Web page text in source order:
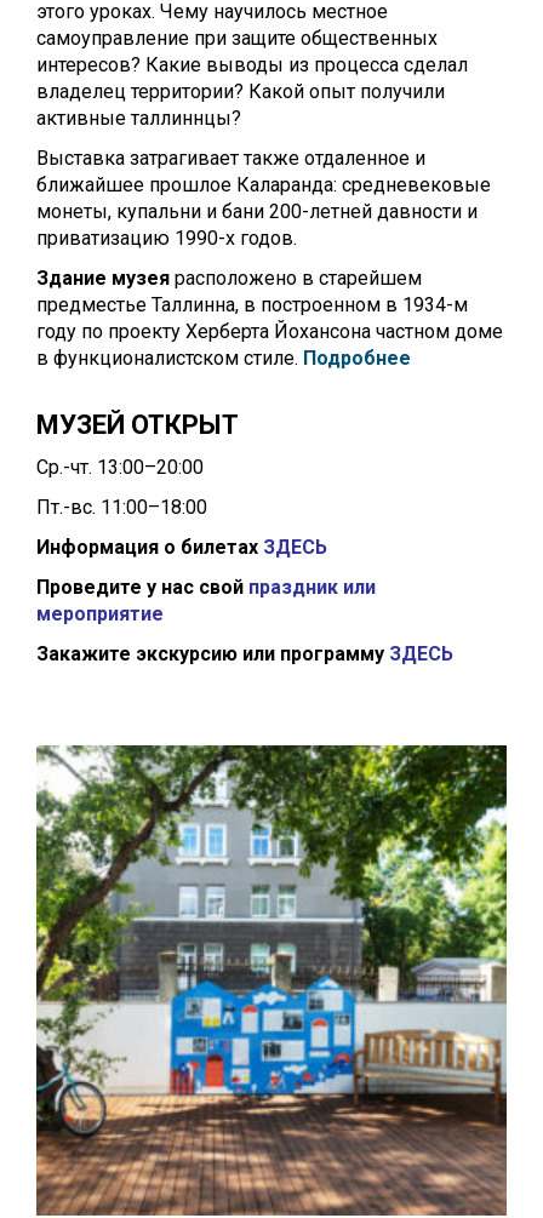
этого уроках. Чему научилось местное
самоуправление при защите общественных
интересов? Какие выводы из процесса сделал
владелец территории? Какой опыт получили
активные таллиннцы?
Выставка затрагивает также отдаленное и
ближайшее прошлое Каларанда: средневековые
монеты, купальни и бани 200-летней давности и
приватизацию 1990-х годов.
Здание музея расположено в старейшем
предместье Таллинна, в построенном в 1934-м
году по проекту Херберта Йохансона частном доме
в функционалистском стиле. Подробнее
МУЗЕЙ ОТКРЫТ
Ср.-чт. 13:00–20:00
Пт.-вс. 11:00–18:00
Информация о билетах ЗДЕСЬ
Проведите у нас свой праздник или
мероприятие
Закажите экскурсию или программу ЗДЕСЬ